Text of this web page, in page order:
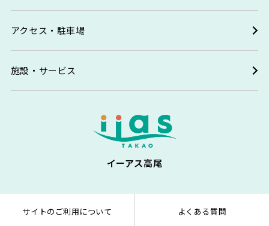
アクセス・駐車場
施設・サービス
イーアス高尾
サイトのご利用について よくある質問